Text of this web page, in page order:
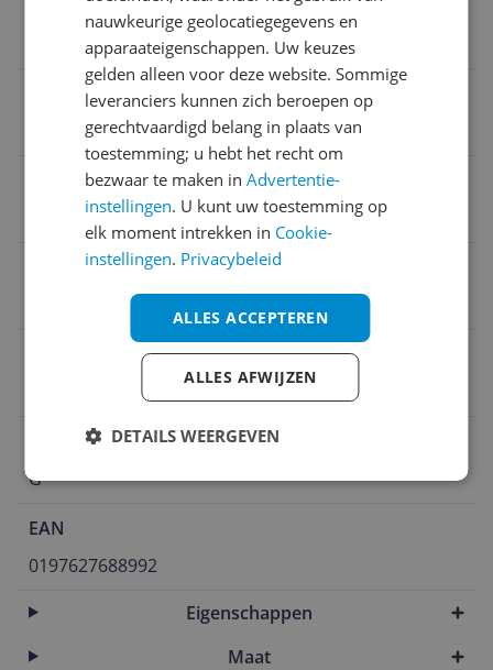
Verpakking lengte
33,8 cm
Seizoenscollectie
Lente/Zomer
Kleding artikelnummer
150051
Uitneembare zool
Valt normaal: bestel je eigen maat
Schoen wijdte
G
EAN
0197627688992
Eigenschappen
Maat
nauwkeurige geolocatiegegevens en
apparaateigenschappen. Uw keuzes
gelden alleen voor deze website. Sommige
leveranciers kunnen zich beroepen op
gerechtvaardigd belang in plaats van
toestemming; u hebt het recht om
bezwaar te maken inAdvertentie-
instellingen. U kunt uw toestemming op
elk moment intrekken in Cookie-
instellingen. Privacybeleid
ALLES ACCEPTEREN
ALLES AFWIJZEN
DETAILS WEERGEVEN